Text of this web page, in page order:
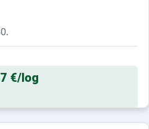
:Confortable et tout équipé.
€/log